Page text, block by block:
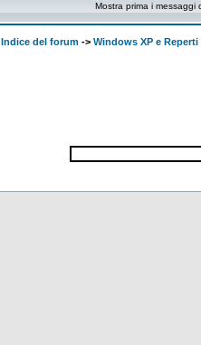
Mostra prima i messaggi
Indice del forum -> Windows XP e